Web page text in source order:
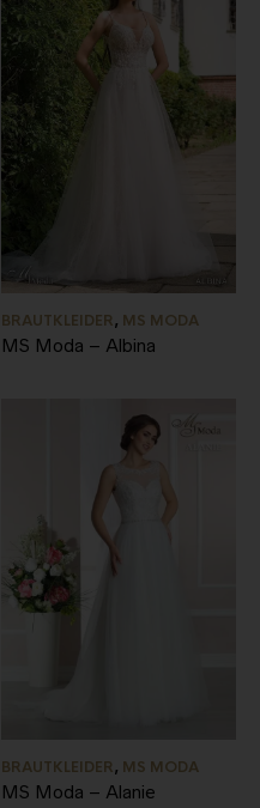
BRAUTKLEIDER, MS MODA
MS Moda – Albina
BRAUTKLEIDER, MS MODA
MS Moda – Alanie